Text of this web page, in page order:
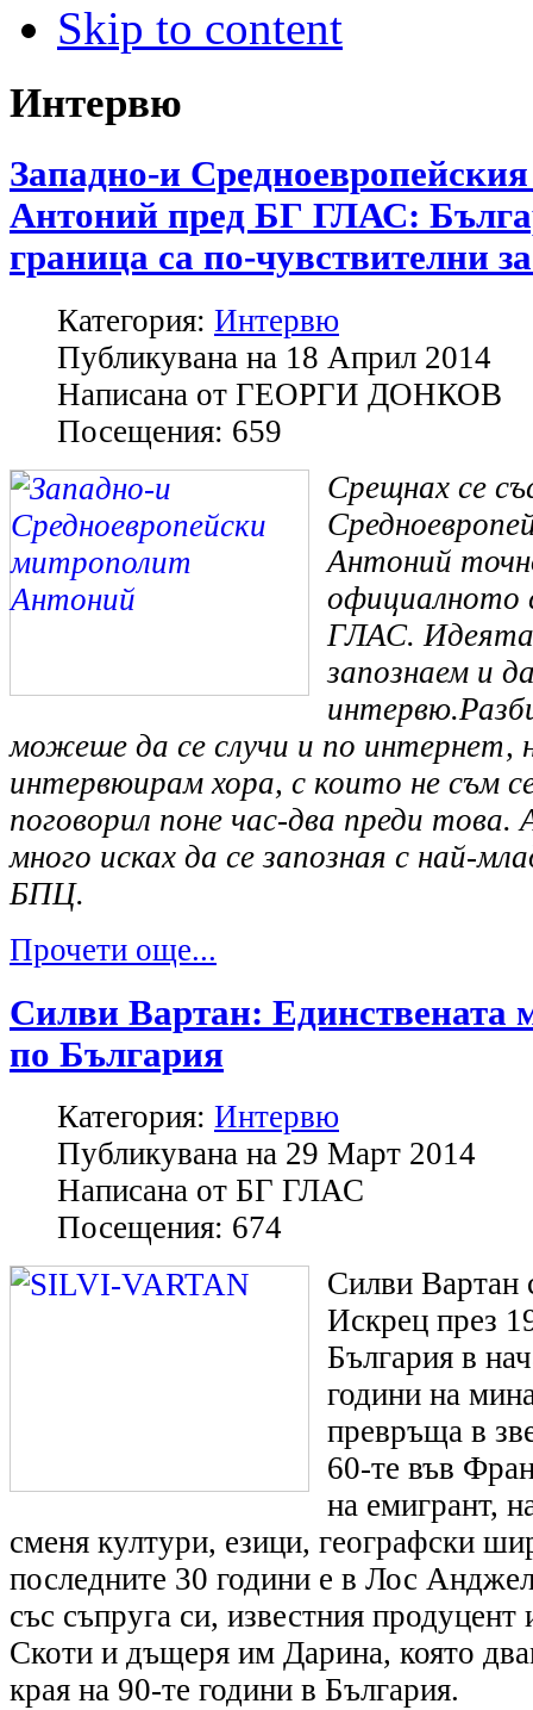
Skip to content
Интервю
Западно-и
Антоний пред БГ ГЛАС:
граница са по-чувствителни
Категория: Интервю
Публикувана на 18 Април 2014
Написана от ГЕОРГИ ДОНКОВ
Посещения: 659
Срещнах се
Антоний
официалното
ГЛАС.
запознаем и
можеше да се случи и по интернет,
интервюирам хора, с които не съм
поговорил поне час-два преди това.
много исках да се запозная с най-
БПЦ.
Прочети още...
Силви Вартан: Единствената
по България
Категория: Интервю
Публикувана на 29 Март 2014
Написана от БГ ГЛАС
Посещения: 674
Силви Вартан
Искрец през
България в
години на
превръща в
60-те във
на емигрант,
сменя култури, езици, географски
последните 30 години е в Лос
със съпруга си, известния
Скоти и дъщеря им Дарина, която
края на 90-те години в България.